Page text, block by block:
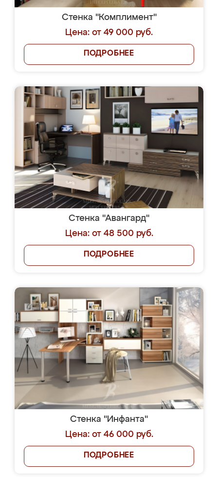
Стенка "Комплимент"
Цена: от 49 000 руб.
ПОДРОБНЕЕ
Стенка "Авангард"
Цена: от 48 500 руб.
ПОДРОБНЕЕ
Стенка "Инфанта"
Цена: от 46 000 руб.
ПОДРОБНЕЕ